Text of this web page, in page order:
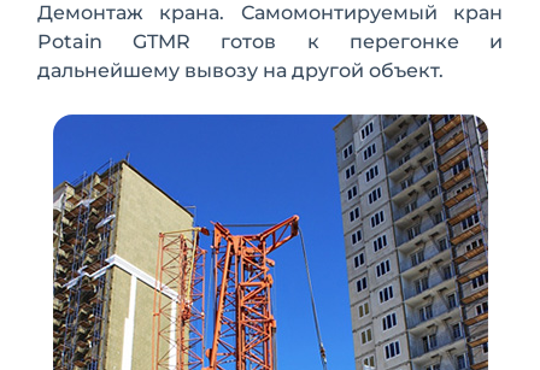
Демонтаж крана. Самомонтируемый кран
Potain GTMR готов к перегонке и
дальнейшему вывозу на другой объект.